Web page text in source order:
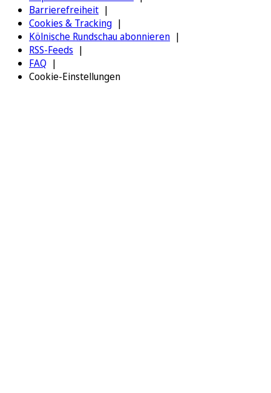
Barrierefreiheit
Cookies & Tracking
Kölnische Rundschau abonnieren
RSS-Feeds
FAQ
Cookie-Einstellungen